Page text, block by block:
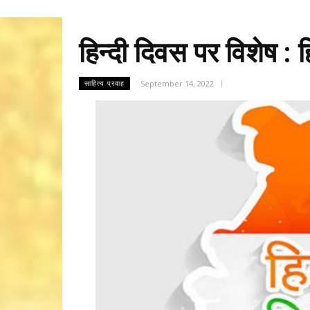
हिन्दी दिवस पर विशेष :
साहित्य प्रवाह September 14, 2022